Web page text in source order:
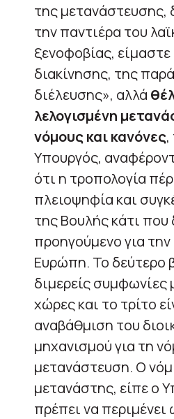
της μετανάστευσης,
την παντιέρα του
ξενοφοβίας,
διακίνησης, της
διέλευσης», αλλά
λελογισμένη
νόμους και κανόνες,
Υπουργός,
ότι η τροπολογία
πλειοψηφία και
της Βουλής κάτι που
προηγούμενο για
Ευρώπη. Το δεύτερο
διμερείς συμφωνίες
χώρες και το τρίτο
αναβάθμιση του
μηχανισμού για τη
μετανάστευση. Ο
μετανάστης, είπε ο
πρέπει να περιμένει